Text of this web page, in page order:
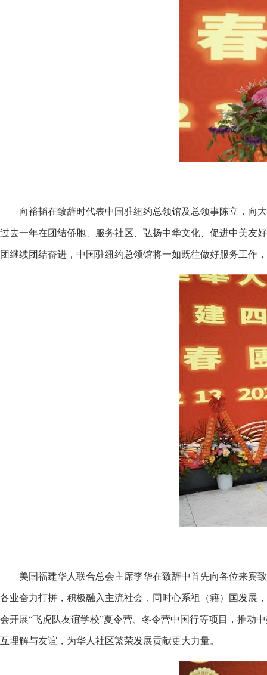
向裕韬在致辞时代表中国驻纽约总领馆及总领事陈立，向
过去一年在团结侨胞、服务社区、弘扬中华文化、促进中美友
团继续团结奋进，中国驻纽约总领馆将一如既往做好服务工作
美国福建华人联合总会主席李华在致辞中首先向各位来宾
各业奋力打拼，积极融入主流社会，同时心系祖（籍）国发展
会开展“飞虎队友谊学校”夏令营、冬令营中国行等项目，推动
互理解与友谊，为华人社区繁荣发展贡献更大力量。